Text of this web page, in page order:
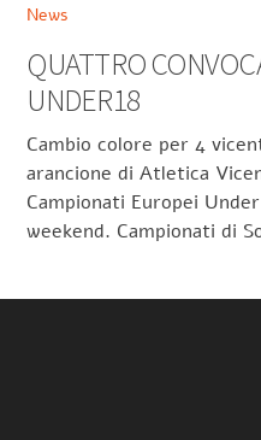
News
QUATTRO
UNDER18
Cambio colore per 4
arancione di Atletica
Campionati Europei
weekend. Campionati di